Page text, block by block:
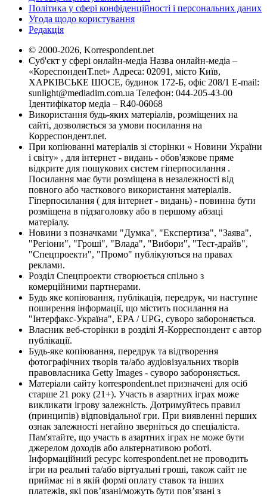
Політика у сфері конфіденційності і персональних даних
Угода щодо користування
Редакція
© 2000-2026, Korrespondent.net
Суб'єкт у сфері онлайн-медіа Назва онлайн-медіа –
«КореспонденТ.net» Адреса: 02091, місто Київ,
ХАРКІВСЬКЕ ШОСЕ, будинок 172-Б, офіс 208/1 E-mail:
sunlight@mediadim.com.ua Телефон: 044-205-43-00
Ідентифікатор медіа – R40-06068
Використання будь-яких матеріалів, розміщених на
сайті, дозволяється за умови посилання на
Корреспондент.net.
При копіюванні матеріалів зі сторінки « Новини України
і світу» , для інтернет - видань - обов'язкове пряме
відкрите для пошукових систем гіперпосилання .
Посилання має бути розміщена в незалежності від
повного або часткового використання матеріалів.
Гіперпосилання ( для інтернет - видань) - повинна бути
розміщена в підзаголовку або в першому абзаці
матеріалу.
Новини з позначками "Думка", "Експертиза", "Заява",
"Регіони", "Гроші", "Влада", "Вибори", "Тест-драйв",
"Спецпроекти", "Промо" публікуються на правах
реклами.
Розділ Спецпроекти створюється спільно з
комерційними партнерами.
Будь яке копіювання, публікація, передрук, чи наступне
поширення інформації, що містить посилання на
"Інтерфакс-Україна", EPA / UPG, суворо забороняється.
Власник веб-сторінки в розділі Я-Корреспондент є автор
публікації.
Будь-яке копіювання, передрук та відтворення
фотографічних творів та/або аудіовізуальних творів
правовласника Getty Images - суворо забороняється.
Матеріали сайту korrespondent.net призначені для осіб
старше 21 року (21+). Участь в азартних іграх може
викликати ігрову залежність. Дотримуйтесь правил
(принципів) відповідальної гри. При виявленні перших
ознак залежності негайно зверніться до спеціаліста.
Пам'ятайте, що участь в азартних іграх не може бути
джерелом доходів або альтернативою роботі.
Інформаційний ресурс korrespondent.net не проводить
ігри на реальні та/або віртуальні гроші, також сайт не
приймає ні в якій формі оплату ставок та інших
платежів, які пов’язані/можуть бути пов’язані з